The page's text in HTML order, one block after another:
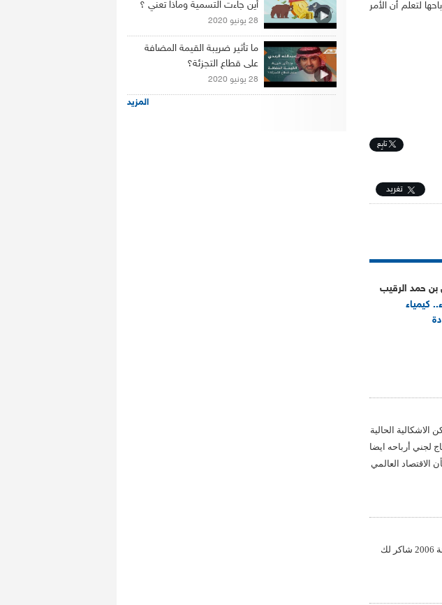
لتعلم أن الأمر
تابِع
تغريد
حمد الرقيب
كيمياء
الحالية
أرباحه ايضا
الاقتصاد العالمي
كلامك صحيح لكن تظل سابك هي وقود السوق به يرتفع او ينزل هذا ماتعلمناه من سنة 2006 شاكر لك
أين جاءت التسمية وماذا تعني ؟
28 يونيو 2020
ما تأثير ضريبة القيمة المضافة
على قطاع التجزئة؟
28 يونيو 2020
المزيد